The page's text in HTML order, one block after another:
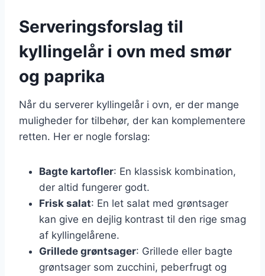
Serveringsforslag til
kyllingelår i ovn med smør
og paprika
Når du serverer kyllingelår i ovn, er der mange
muligheder for tilbehør, der kan komplementere
retten. Her er nogle forslag:
Bagte kartofler: En klassisk kombination,
der altid fungerer godt.
Frisk salat: En let salat med grøntsager
kan give en dejlig kontrast til den rige smag
af kyllingelårene.
Grillede grøntsager: Grillede eller bagte
grøntsager som zucchini, peberfrugt og